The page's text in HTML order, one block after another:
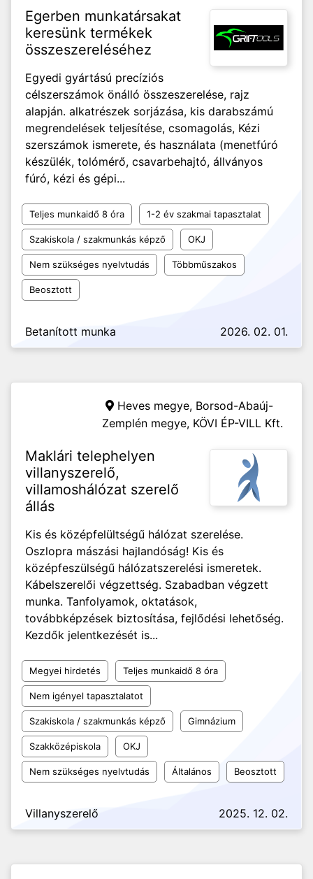
Egerben munkatársakat
keresünk termékek
összeszereléséhez
Egyedi gyártású precíziós
célszerszámok önálló összeszerelése, rajz
alapján. alkatrészek sorjázása, kis darabszámú
megrendelések teljesítése, csomagolás, Kézi
szerszámok ismerete, és használata (menetfúró
készülék, tolómérő, csavarbehajtó, állványos
fúró, kézi és gépi...
Teljes munkaidő 8 óra 1-2 év szakmai tapasztalat
Szakiskola / szakmunkás képző OKJ
Nem szükséges nyelvtudás Többműszakos
Beosztott
Betanított munka 2026. 02. 01.
Heves megye, Borsod-Abaúj-
Zemplén megye, KÖVI ÉP-VILL Kft.
Maklári telephelyen
villanyszerelő,
villamoshálózat szerelő
állás
Kis és középfelültségű hálózat szerelése.
Oszlopra mászási hajlandóság! Kis és
középfeszülségű hálózatszerelési ismeretek.
Kábelszerelői végzettség. Szabadban végzett
munka. Tanfolyamok, oktatások,
továbbképzések biztosítása, fejlődési lehetőség.
Kezdők jelentkezését is...
Megyei hirdetés Teljes munkaidő 8 óra
Nem igényel tapasztalatot
Szakiskola / szakmunkás képző Gimnázium
Szakközépiskola OKJ
Nem szükséges nyelvtudás Általános Beosztott
Villanyszerelő 2025. 12. 02.